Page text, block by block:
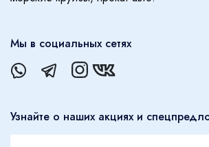
Мы в социальных сетях
Узнайте о наших акциях и